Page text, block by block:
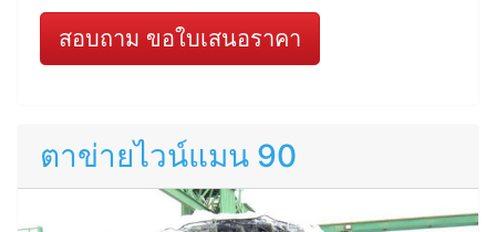
สอบถาม ขอใบเสนอราคา
ตาข่ายไวน์แมน 90